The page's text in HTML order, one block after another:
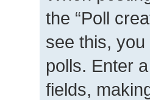
the “Poll
see this,
polls. Enter
fields,